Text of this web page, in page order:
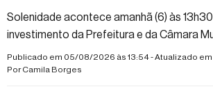
Solenidade acontece amanhã (6) às
investimento da Prefeitura e da Câmara
infraestrutura da educação do município
Publicado em 05/08/2026 às 13:54 - Atualizado
PorCamila Borges